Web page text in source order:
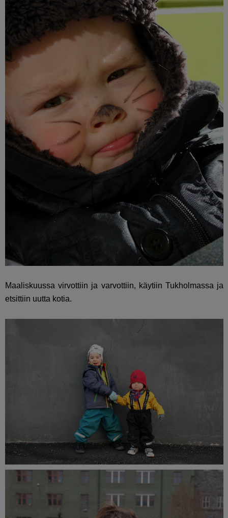
Maaliskuussa virvottiin ja varvottiin, käytiin Tukholmassa ja
etsittiin uutta kotia.